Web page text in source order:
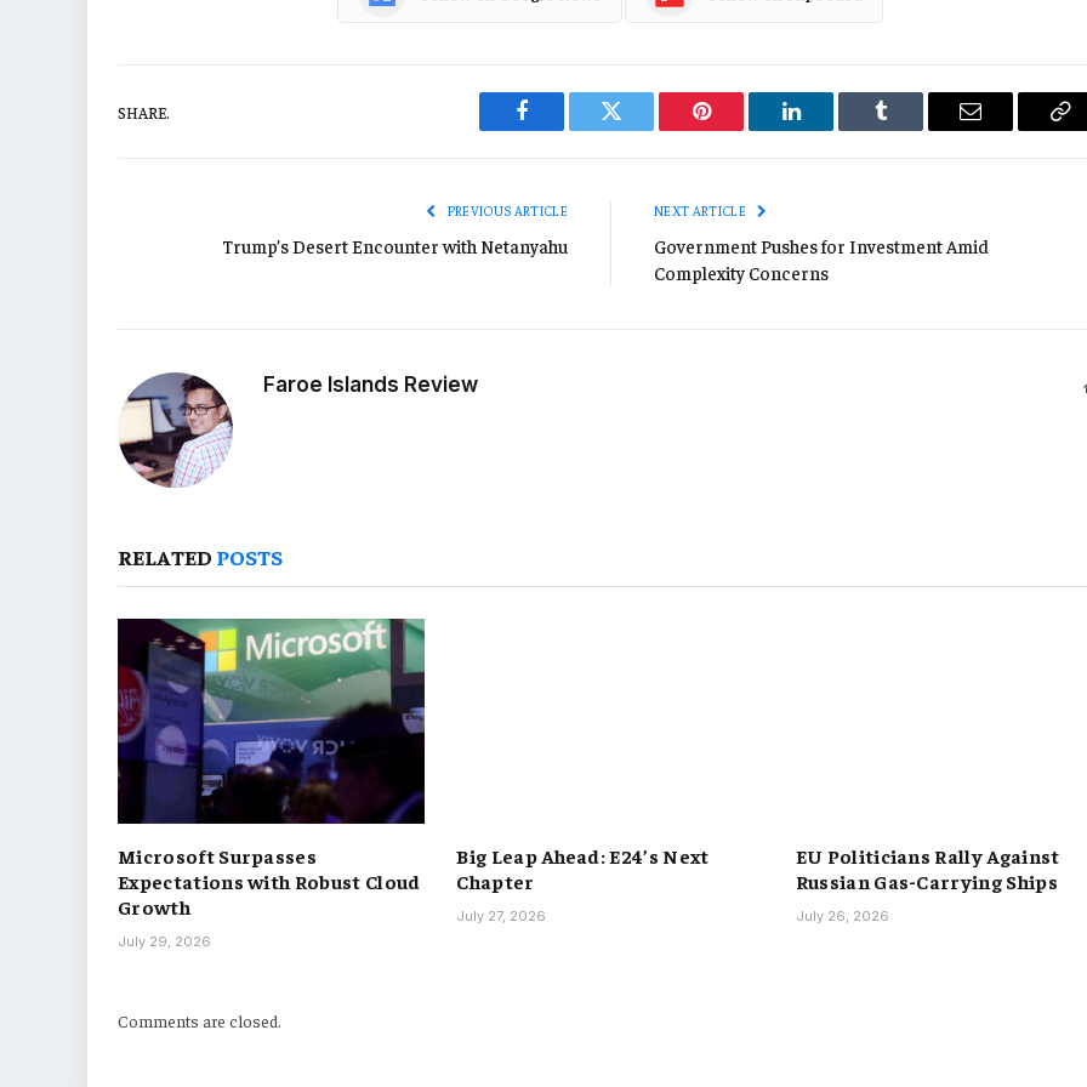
SHARE.
Facebook Twitter Pinterest LinkedIn Tumblr Email
PREVIOUS ARTICLE
Trump’s Desert Encounter with Netanyahu
NEXT ARTICLE
Government Pushes for Investment Amid
Complexity Concerns
Faroe Islands Review
RELATED POSTS
Microsoft Surpasses
Expectations with Robust Cloud
Growth
July 29, 2026
Big Leap Ahead: E24’s Next
Chapter
July 27, 2026
EU Politicians Rally Against
Russian Gas-Carrying Ships
July 26, 2026
Comments are closed.